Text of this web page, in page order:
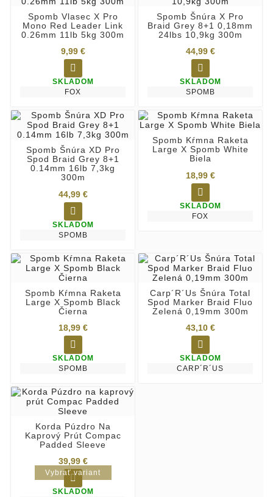
Spomb Vlasec X Pro
Mono Red Leader Link
0.26mm 11lb 5kg 300m
9,99 €

SKLADOM
FOX
Spomb Šnúra X Pro
Braid Grey 8+1 0,18mm
24lbs 10,9kg 300m
44,99 €

SKLADOM
SPOMB
Spomb Šnúra XD Pro
Spod Braid Grey 8+1
0.14mm 16lb 7,3kg
300m
44,99 €

SKLADOM
SPOMB
Spomb Kŕmna Raketa
Large X Spomb White
Biela
18,99 €

SKLADOM
FOX
Spomb Kŕmna Raketa
Large X Spomb Black
Čierna
18,99 €

SKLADOM
SPOMB
Carp´R´Us Šnúra Total
Spod Marker Braid Fluo
Zelená 0,19mm 300m
43,10 €

SKLADOM
CARP´R´US
Vybrať variant
Korda Púzdro Na
Kaprový Prút Compac
Padded Sleeve
39,99 €

SKLADOM